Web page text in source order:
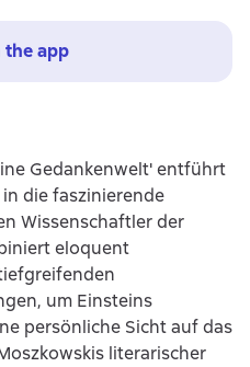
the app
Gedankenwelt' entführt
die faszinierende
Wissenschaftler der
eloquent
um Einsteins
persönliche Sicht auf das
literarischer